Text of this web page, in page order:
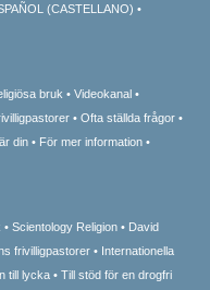
(CASTELLANO)
bruk
Videokanal
Ofta ställda frågor
din
För mer information
Scientology Religion
David
frivilligpastorer
Internationella
till lycka
Till stöd för en drogfri